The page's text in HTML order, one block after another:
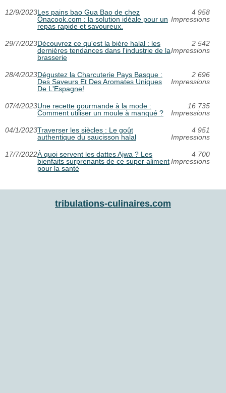
12/9/2023Les pains bao Gua Bao de chez
Onacook.com : la solution idéale pour un
repas rapide et savoureux.
4 958
Impressions
29/7/2023Découvrez ce qu'est la bière halal : les
dernières tendances dans l'industrie de la
brasserie
2 542
Impressions
28/4/2023Dégustez la Charcuterie Pays Basque :
Des Saveurs Et Des Aromates Uniques
De L'Espagne!
2 696
Impressions
07/4/2023Une recette gourmande à la mode :
Comment utiliser un moule à manqué ?
16 735
Impressions
04/1/2023Traverser les siècles : Le goût
authentique du saucisson halal
4 951
Impressions
17/7/2022À quoi servent les dattes Ajwa ? Les
bienfaits surprenants de ce super aliment
pour la santé
4 700
Impressions
tribulations-culinaires.com